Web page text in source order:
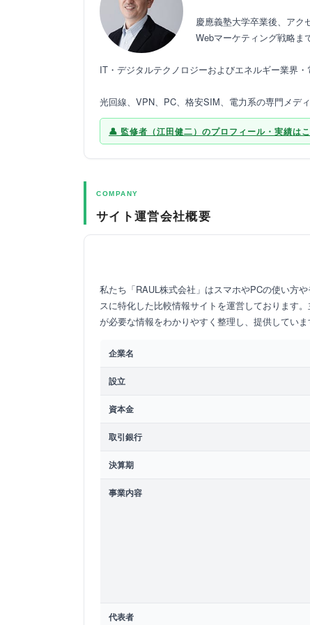
慶應義塾大学卒業後、アク
Webマーケティング戦略ま
IT・デジタルテクノロジーおよびエネルギー業界
光回線、VPN、PC、格安SIM、電力系の専門メデ
監修者（江田健二）のプロフィール・実績は
COMPANY
サイト運営会社概要
私たち「RAUL株式会社」はスマホやPCの使い方
スに特化した比較情報サイトを運営しております
が必要な情報をわかりやすく整理し、提供していま
企業名
設立
資本金
取引銀行
決算期
事業内容
代表者